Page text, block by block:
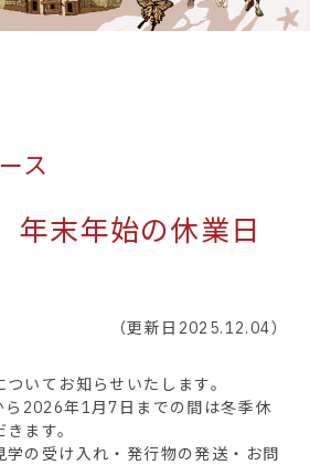
ス
年末年始の休業日
（更新日2025.12.04）
いてお知らせいたします。
2026年1月7日までの間は冬季休
ます。
の受け入れ・発行物の発送・お問